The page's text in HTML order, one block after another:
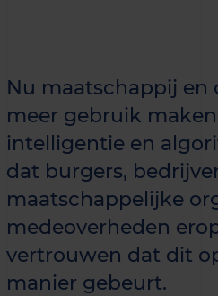
Nu maatschappij en
meer gebruik
intelligentie en
dat burgers,
maatschappelijke
medeoverheden
vertrouwen dat dit
manier gebeurt.